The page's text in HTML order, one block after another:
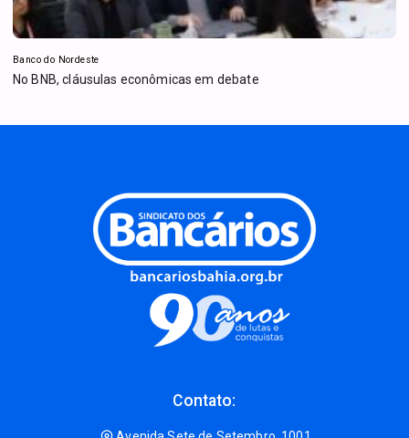
Banco do Nordeste
No BNB, cláusulas econômicas em debate
Contato: